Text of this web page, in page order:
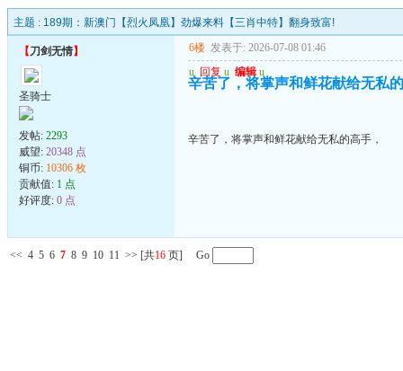
主题 : 189期：新澳门【烈火凤凰】劲爆来料【三肖中特】翻身致富!
【刀剑无情】
圣骑士
发帖: 2293
威望: 20348 点
铜币: 10306 枚
贡献值: 1 点
好评度: 0 点
6楼 发表于: 2026-07-08 01:46
u 回复 u 编辑 u
辛苦了，将掌声和鲜花献给无私
辛苦了，将掌声和鲜花献给无私的高手，
<< 4 5 6 7 8 9 10 11 >> [共16 页] Go